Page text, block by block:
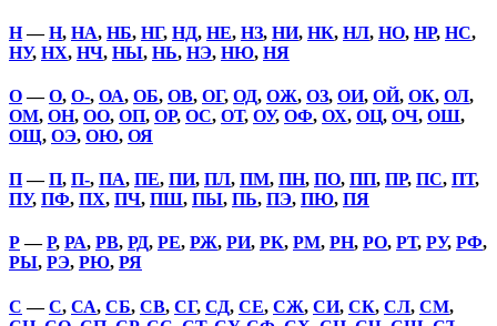
Н—Н, НА, НБ, НГ, НД, НЕ, НЗ, НИ, НК, НЛ, НО, НР, НС,
НУ, НХ, НЧ, НЫ, НЬ, НЭ, НЮ, НЯ
О—О, О-, ОА, ОБ, ОВ, ОГ, ОД, ОЖ, ОЗ, ОИ, ОЙ, ОК, ОЛ,
ОМ, ОН, ОО, ОП, ОР, ОС, ОТ, ОУ, ОФ, ОХ, ОЦ, ОЧ, ОШ,
ОЩ, ОЭ, ОЮ, ОЯ
П—П, П-, ПА, ПЕ, ПИ, ПЛ, ПМ, ПН, ПО, ПП, ПР, ПС, ПТ,
ПУ, ПФ, ПХ, ПЧ, ПШ, ПЫ, ПЬ, ПЭ, ПЮ, ПЯ
Р—Р, РА, РВ, РД, РЕ, РЖ, РИ, РК, РМ, РН, РО, РТ, РУ, РФ,
РЫ, РЭ, РЮ, РЯ
С —С, СА, СБ, СВ, СГ, СД, СЕ, СЖ, СИ, СК, СЛ, СМ,